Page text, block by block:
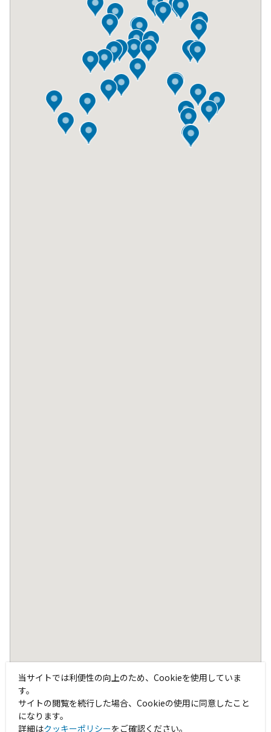
当サイトでは利便性の向上のため、Cookieを使用していま
す。
サイトの閲覧を続行した場合、Cookieの使用に同意したこと
になります。
詳細はクッキーポリシーをご確認ください。